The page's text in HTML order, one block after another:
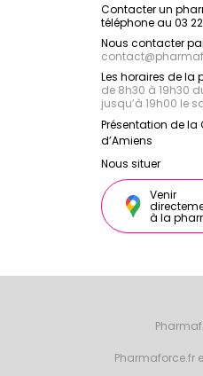
Contacter un
téléphone au 03 22
Nous contacter
contact@
Les horaires de la
de 8h30 à 19h30
jusqu’à 19h00 le
Présentation de
d’Amiens
Nous situer
Venir
à la
Pharmaforce.fr